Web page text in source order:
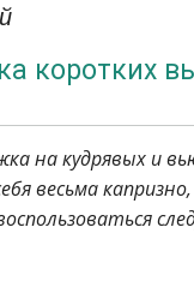
коротких
на кудрявых и
весьма